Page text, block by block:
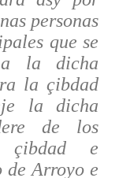
personas
que se
la dicha
la çibdad
la dicha
de los
e
de Arroyo e